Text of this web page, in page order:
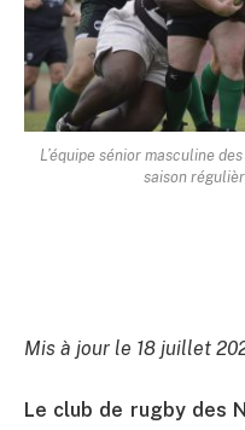
L’équipe sénior masculine
saison
Mis à jour le 18 juillet
Le club de rugby des